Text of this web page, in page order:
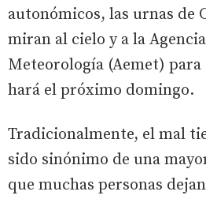
autonómicos, las urnas de
miran al cielo y a la
Meteorología (Aemet)
hará el próximo domingo.
Tradicionalmente, el mal
sido sinónimo de una
que muchas personas